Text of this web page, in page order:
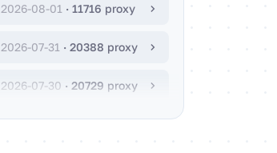
2026-08-01 · 11716 proxy
2026-07-31 · 20388 proxy
2026-07-30 · 20729 proxy
2026-07-29 · 37232 proxy